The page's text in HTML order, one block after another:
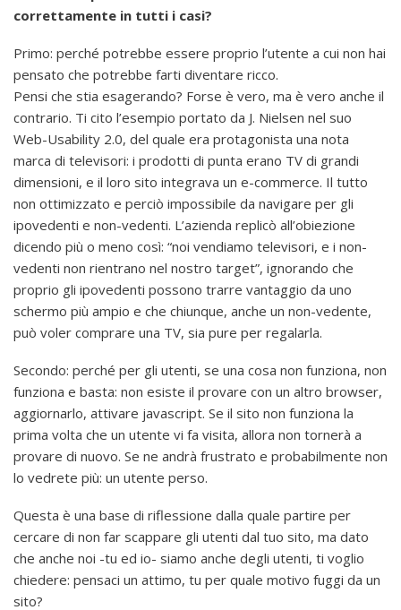
correttamente in tutti i casi?
Primo: perché potrebbe essere proprio l’utente a cui non hai
pensato che potrebbe farti diventare ricco.
Pensi che stia esagerando? Forse è vero, ma è vero anche il
contrario. Ti cito l’esempio portato da J. Nielsen nel suo
Web-Usability 2.0, del quale era protagonista una nota
marca di televisori: i prodotti di punta erano TV di grandi
dimensioni, e il loro sito integrava un e-commerce. Il tutto
non ottimizzato e perciò impossibile da navigare per gli
ipovedenti e non-vedenti. L’azienda replicò all’obiezione
dicendo più o meno così: “noi vendiamo televisori, e i non-
vedenti non rientrano nel nostro target”, ignorando che
proprio gli ipovedenti possono trarre vantaggio da uno
schermo più ampio e che chiunque, anche un non-vedente,
può voler comprare una TV, sia pure per regalarla.
Secondo: perché per gli utenti, se una cosa non funziona, non
funziona e basta: non esiste il provare con un altro browser,
aggiornarlo, attivare javascript. Se il sito non funziona la
prima volta che un utente vi fa visita, allora non tornerà a
provare di nuovo. Se ne andrà frustrato e probabilmente non
lo vedrete più: un utente perso.
Questa è una base di riflessione dalla quale partire per
cercare di non far scappare gli utenti dal tuo sito, ma dato
che anche noi -tu ed io- siamo anche degli utenti, ti voglio
chiedere: pensaci un attimo, tu per quale motivo fuggi da un
sito?